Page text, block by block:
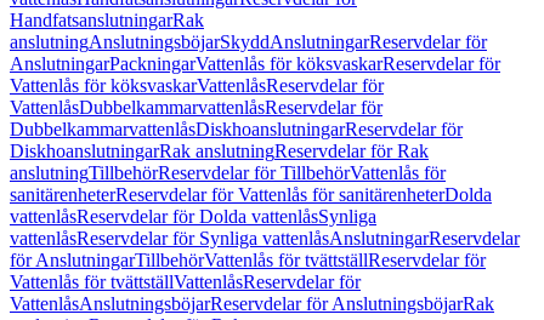
HandfatsanslutningarRak
anslutningAnslutningsböjarSkyddAnslutningarReservdelar för
AnslutningarPackningarVattenlås för köksvaskarReservdelar för
Vattenlås för köksvaskarVattenlåsReservdelar för
VattenlåsDubbelkammarvattenlåsReservdelar för
DubbelkammarvattenlåsDiskhoanslutningarReservdelar för
DiskhoanslutningarRak anslutningReservdelar för Rak
anslutningTillbehörReservdelar för TillbehörVattenlås för
sanitärenheterReservdelar för Vattenlås för sanitärenheterDolda
vattenlåsReservdelar för Dolda vattenlåsSynliga
vattenlåsReservdelar för Synliga vattenlåsAnslutningarReservdelar
för AnslutningarTillbehörVattenlås för tvättställReservdelar för
Vattenlås för tvättställVattenlåsReservdelar för
VattenlåsAnslutningsböjarReservdelar för AnslutningsböjarRak